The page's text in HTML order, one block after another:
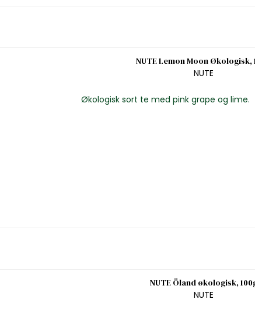
NUTE Lemon Moon Økologisk,
NUTE
Økologisk sort te med pink grape og lime.
NUTE Öland økologisk,
NUTE